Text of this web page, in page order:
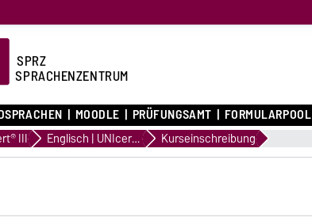
SPRZ
SPRACHENZENTRUM
MOODLE PRÜFUNGSAMT FORMULARPOOL
III Englisch | UNIcert III.1.1 | English in Management and Economics Kurseinschreibung